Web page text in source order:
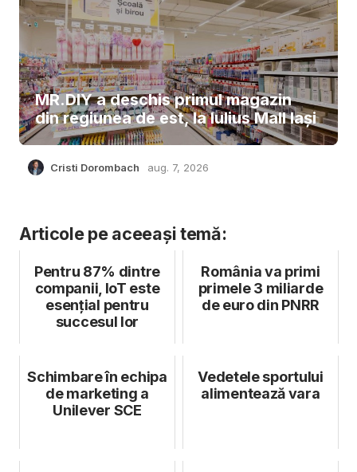
MR.DIY a deschis primul magazin
din regiunea de est, la Iulius Mall Iași
Cristi Dorombach aug. 7, 2026
Articole pe aceeași temă:
Pentru 87% dintre
companii, IoT este
esențial pentru
succesul lor
România va primi
primele 3 miliarde
de euro din PNRR
Schimbare în echipa
de marketing a
Unilever SCE
Vedetele sportului
alimentează vara